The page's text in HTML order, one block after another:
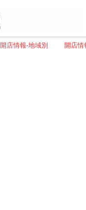
開店情報-地域別 開店情